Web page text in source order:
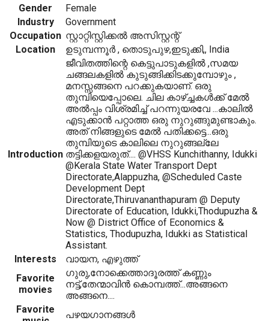
Gender
Female
Industry
Government
Occupation സ്റ്റാറ്റിസ്റ്റിക്കല്‍ അസിസ്റ്റന്റ്
Location
ഉടുമ്പന്നൂര്‍ , തൊടുപുഴ,ഇടുക്കി,, India
Introduction
ജീവിതത്തിന്റെ കെട്ടുപാടുകളില്‍ ,സമയ
ചങ്ങലകളില്‍ കുടുങ്ങിക്കിടക്കുമ്പോഴും ,
മനസ്സങ്ങനെ പറക്കുകയാണ്. ഒരു
തുമ്പിയെപ്പോലെ. ചില കാഴ്ച്ചകള്‍ക്ക് മേല്‍
അല്‍പ്പം വിശ്രമിച്ച് പറന്നുയരവേ ...കാലില്‍
എടുക്കാന്‍ പറ്റാത്ത ഒരു നുറുങ്ങുമുണ്ടാകും.
അത് നിങ്ങളുടെ മേല്‍ പതിക്കട്ടെ...ഒരു
തുമ്പിയുടെ കാലിലെ നുറുങ്ങല്ലേ
തട്ടിക്കളയരുത്.... @VHSS Kunchithanny, Idukki
@Kerala State Water Transport Dept
Directorate,Alappuzha, @Scheduled Caste
Development Dept
Directorate,Thiruvananthapuram @ Deputy
Directorate of Education, Idukki,Thodupuzha &
Now @ District Office of Economics &
Statistics, Thodupuzha, Idukki as Statistical
Assistant.
Interests
വായന, എഴുത്ത്
Favorite
movies
ഗുരു,നോക്കെത്താദൂരത്ത് കണ്ണും
നട്ട്,തേന്മാവിന്‍ കൊമ്പത്ത്...അങ്ങനെ
അങ്ങനെ....
Favorite
പഴയഗാനങ്ങള്‍